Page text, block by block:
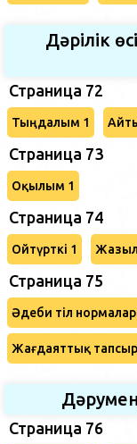
Дәрілік
Страница 72
Тыңдалым 1
Страница 73
Оқылым 1
Страница 74
Ойтүрткі 1
Страница 75
Әдеби тіл
Жағдаяттық
Страница 76